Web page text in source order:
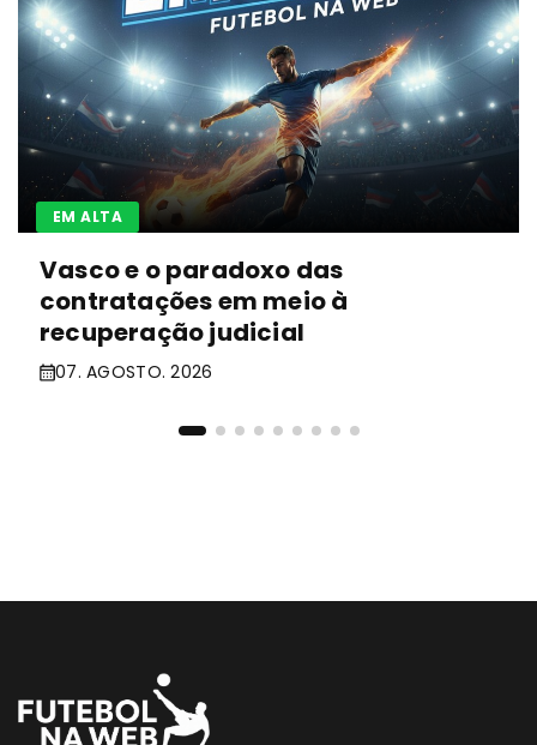
EM ALTA
Vasco e o paradoxo das
contratações em meio à
recuperação judicial
07. AGOSTO. 2026